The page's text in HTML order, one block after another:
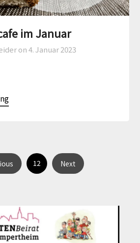
im Januar
on 4. Januar 2023
12 Next